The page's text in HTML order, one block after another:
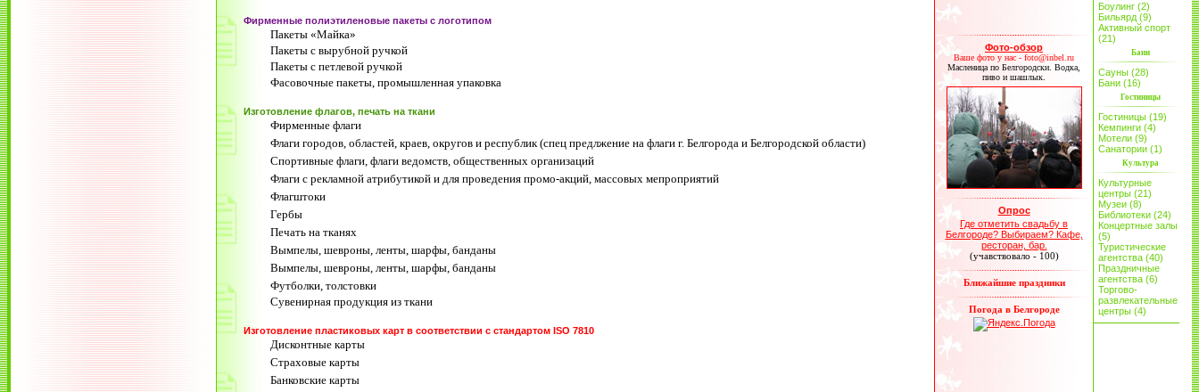
Фирменные полиэтиленовые пакеты с логотипом
Пакеты «Майка»
Пакеты с вырубной ручкой
Пакеты с петлевой ручкой
Фасовочные пакеты, промышленная упаковка
Изготовление флагов, печать на ткани
Фирменные флаги
Флаги городов, областей, краев, округов и республик (спец предлжение на флаги г. Белгорода и Белгородской области)
Спортивные флаги, флаги ведомств, общественных организаций
Флаги с рекламной атрибутикой и для проведения промо-акций, массовых мепроприятий
Флагштоки
Гербы
Печать на тканях
Вымпелы, шевроны, ленты, шарфы, банданы
Вымпелы, шевроны, ленты, шарфы, банданы
Футболки, толстовки
Сувенирная продукция из ткани
Изготовление пластиковых карт в соответствии с стандартом ISO 7810
Дисконтные карты
Страховые карты
Банковские карты
Фото-обзор
Ваше фото у нас - foto@inbel.ru
Масленица по Белгородски. Водка,
пиво и шашлык.
Опрос
Где отметить свадьбу в
Белгороде? Выбираем? Кафе,
ресторан, бар.
(учавствовало - 100)
Ближайшие праздники
Погода в Белгороде
Боулинг (2)
Бильярд (9)
Активный спорт
(21)
Бани
Сауны (28)
Бани (16)
Гостиницы
Гостиницы (19)
Кемпинги (4)
Мотели (9)
Санатории (1)
Культура
Культурные
центры (21)
Музеи (8)
Библиотеки (24)
Концертные залы
(5)
Туристические
агентства (40)
Праздничные
агентства (6)
Торгово-
развлекательные
центры (4)